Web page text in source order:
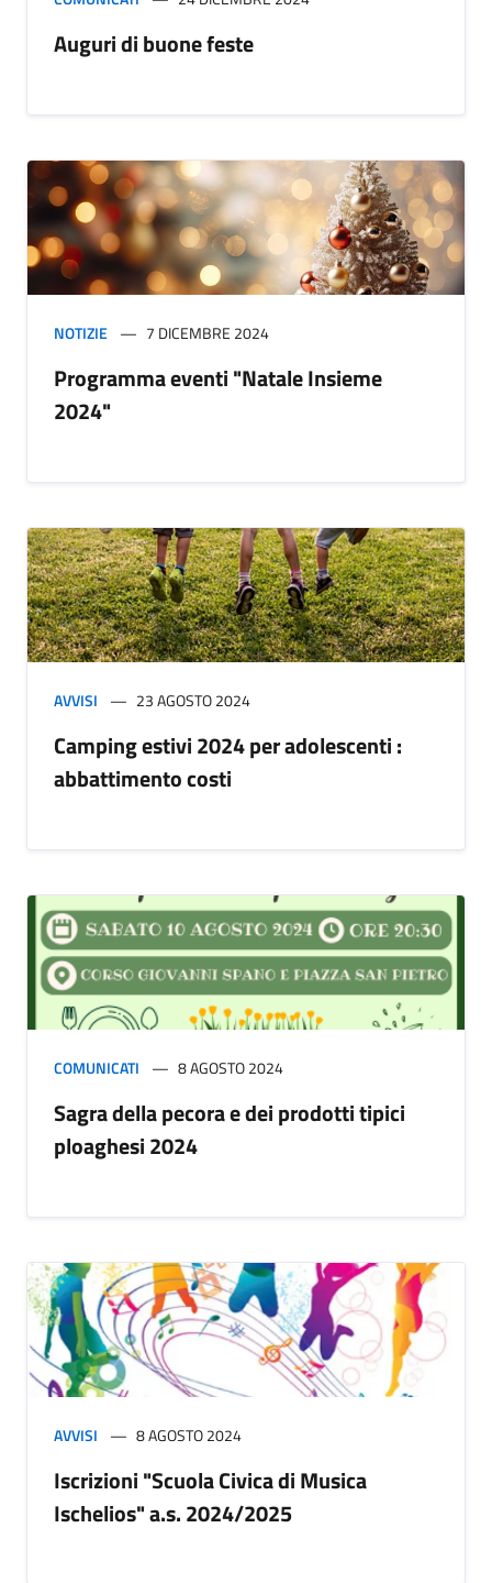
Auguri di buone feste
NOTIZIE 7 DICEMBRE 2024
Programma eventi "Natale Insieme
2024"
AVVISI 23 AGOSTO 2024
Camping estivi 2024 per adolescenti :
abbattimento costi
COMUNICATI 8 AGOSTO 2024
Sagra della pecora e dei prodotti tipici
ploaghesi 2024
AVVISI 8 AGOSTO 2024
Iscrizioni "Scuola Civica di Musica
Ischelios" a.s. 2024/2025